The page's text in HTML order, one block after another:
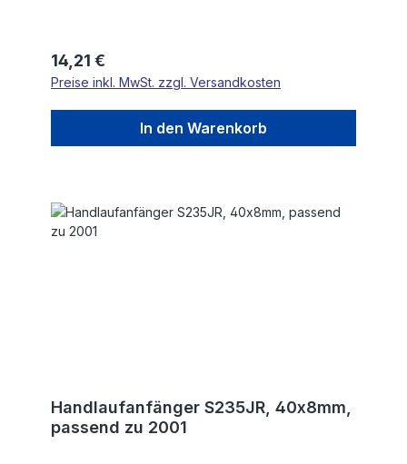
Regulärer Preis:
14,21 €
Preise inkl. MwSt. zzgl. Versandkosten
In den Warenkorb
Handlaufanfänger S235JR, 40x8mm,
passend zu 2001